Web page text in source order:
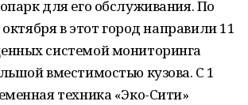
для его обслуживания. По
октября в этот город направили 11
системой мониторинга
вместимостью кузова. С 1
техника «Эко-Сити»